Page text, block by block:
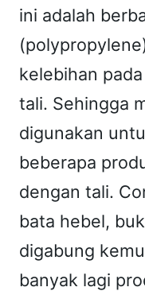
ini adalah
kelebihan
tali. Sehingga
digunakan
beberapa
dengan tali.
bata hebel,
digabung
banyak lagi